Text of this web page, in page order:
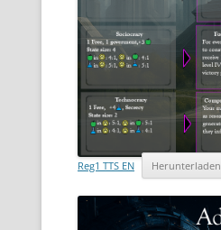
Reg1 TTS EN Herunterladen